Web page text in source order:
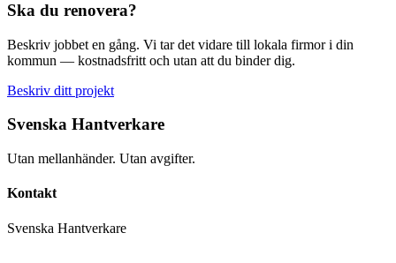
Ska du renovera?
Beskriv jobbet en gång. Vi tar det vidare till lokala firmor i din
kommun — kostnadsfritt och utan att du binder dig.
Beskriv ditt projekt
Svenska Hantverkare
Utan mellanhänder. Utan avgifter.
Kontakt
Svenska Hantverkare